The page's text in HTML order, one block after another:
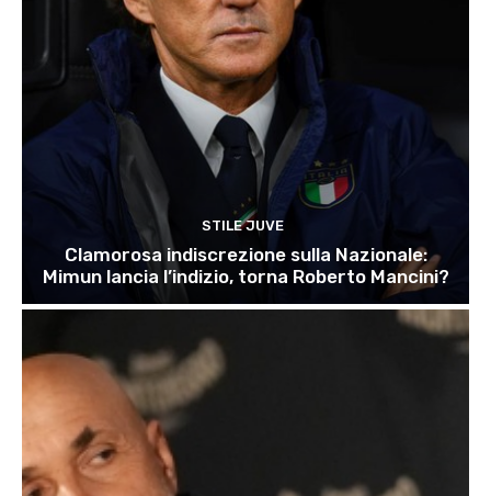
STILE JUVE
Clamorosa indiscrezione sulla Nazionale:
Mimun lancia l’indizio, torna Roberto Mancini?